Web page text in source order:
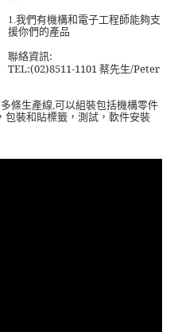
1. 我們有機構和電子工程師能夠支
援你們的產品
聯絡資訊:
TEL:(02)8511-1101蔡先生/Peter
條生產線 可以組裝包括機構零件
裝和貼標籤，測試，軟件安裝